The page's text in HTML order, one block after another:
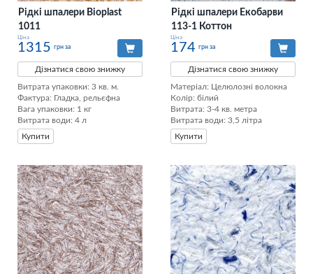
Рідкі шпалери Bioplast
1011
Ціна
1315 грн за
Дізнатися свою знижку
Витрата упаковки: 3 кв. м.
Фактура: Гладка, рельєфна
Вага упаковки: 1 кг
Витрата води: 4 л
Купити
Рідкі шпалери Екобарви
113-1 Коттон
Ціна
174 грн за
Дізнатися свою знижку
Матеріал: Целюлозні волокна
Колір: білий
Витрата: 3-4 кв. метра
Витрата води: 3,5 літра
Купити